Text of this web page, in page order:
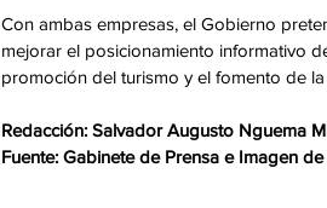
Con ambas empresas, el Gobierno
mejorar el posicionamiento informativo
promoción del turismo y el fomento de
Redacción: Salvador Augusto Nguema
Fuente: Gabinete de Prensa e Imagen